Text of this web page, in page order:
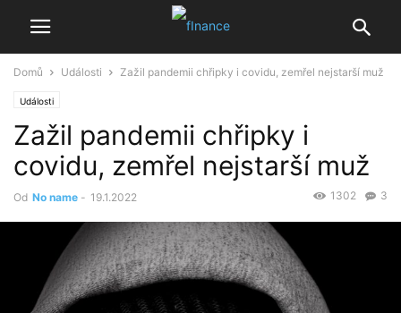
Domů Události Zažil pandemii chřipky i covidu, zemřel nejstarší muž
Události
Zažil pandemii chřipky i
covidu, zemřel nejstarší muž
Od No name - 19.1.2022 3
1302